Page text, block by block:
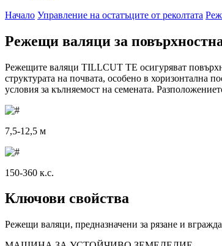
Начало Управление на остатъците от реколтата
Режещи валяци за
Режещите валяци TILLCUT TE осигуряват
структурата на почвата, особено в хоризонтална
условия за кълняемост на семената.
7,5-12,5 м
150-360 к.с.
Ключови свойства
Режещи валяци, предназначени за рязане и